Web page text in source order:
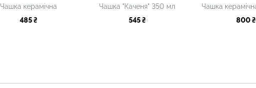
Чашка керамічна
485 ₴
Чашка "Каченя" 350 мл
545 ₴
800 ₴